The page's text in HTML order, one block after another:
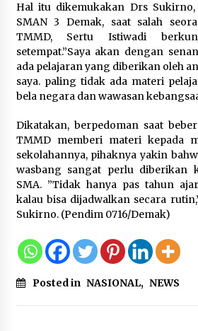
Kemenpar Turut
Pengembangan
sebagai
Berkelas Dunia
8 Agustus 2026
Festival Lembah
Ekonomi
Pegunungan
8 Agustus 2026
untuk Kesehatan
8 Agustus 2026
Hal itu dikemukakan Drs
SMAN 3 Demak, saat salah
TMMD, Sertu Istiwadi
setempat.”Saya akan dengan
ada pelajaran yang diberikan oleh
saya. paling tidak ada materi
bela negara dan wawasan
Dikatakan, berpedoman saat
TMMD memberi materi kepada
sekolahannya, pihaknya yakin
wasbang sangat perlu diberikan
SMA. ”Tidak hanya pas tahun
kalau bisa dijadwalkan secara
Sukirno. (Pendim 0716/Demak)
Posted in NASIONAL, NEWS